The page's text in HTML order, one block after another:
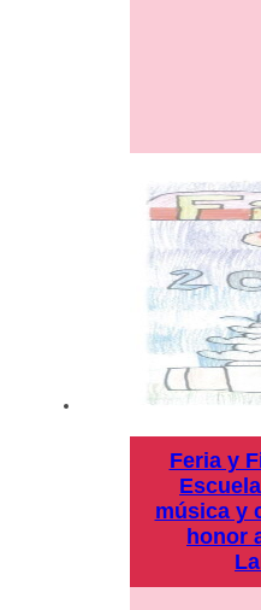
Feria y
música y
honor